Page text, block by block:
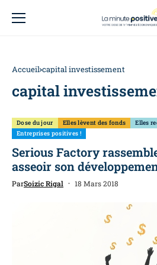
Accueil capital investissement
capital
Dose du jour Elles lèvent des fonds
Elles
Entreprises positives !
Serious Factory
asseoir son
ParSoizic Rigal 18 Mars 2018